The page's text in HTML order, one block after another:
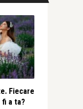
Fiecare
fi a ta?